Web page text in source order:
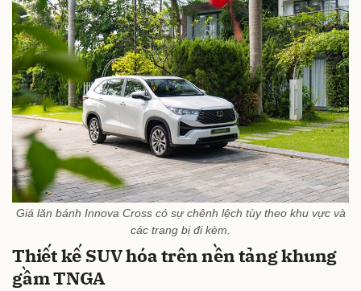
Giá lăn bánh Innova Cross có sự chênh lệch tùy theo khu vực và
các trang bị đi kèm.
Thiết kế SUV hóa trên nền tảng khung
gầm TNGA